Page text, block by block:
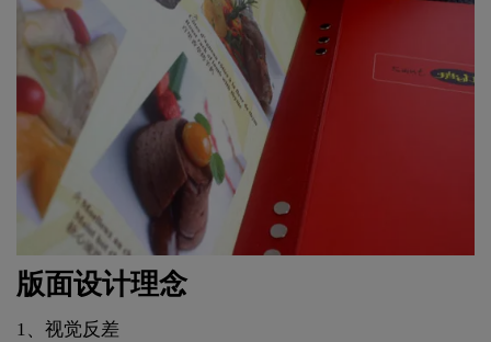
版面设计理念
1、视觉反差